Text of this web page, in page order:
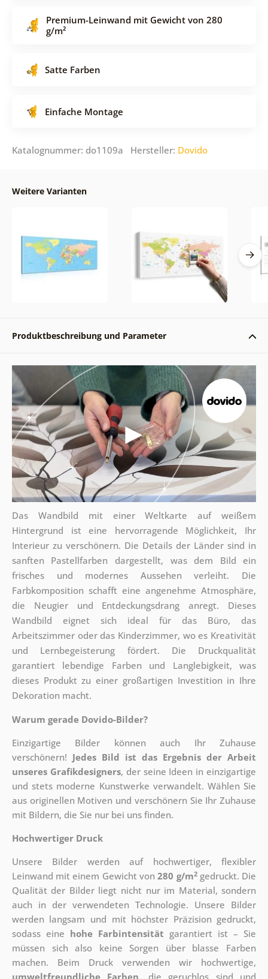
Premium-Leinwand mit Gewicht von 280
g/m²
Satte Farben
Einfache Montage
Katalognummer: do1109a Hersteller: Dovido
Weitere Varianten
Produktbeschreibung und Parameter
Das Wandbild mit einer Weltkarte auf weißem
Hintergrund ist eine hervorragende Möglichkeit, Ihr
Interieur zu verschönern. Die Details der Länder sind in
sanften Pastellfarben dargestellt, was dem Bild ein
frisches und modernes Aussehen verleiht. Die
Farbkomposition schafft eine angenehme Atmosphäre,
die Neugier und Entdeckungsdrang anregt. Dieses
Wandbild eignet sich ideal für das Büro, das
Arbeitszimmer oder das Kinderzimmer, wo es Kreativität
und Lernbegeisterung fördert. Die Druckqualität
garantiert lebendige Farben und Langlebigkeit, was
dieses Produkt zu einer großartigen Investition in Ihre
Dekoration macht.
Warum gerade Dovido-Bilder?
Einzigartige Bilder können auch Ihr Zuhause
verschönern! Jedes Bild ist das Ergebnis der Arbeit
unseres Grafikdesigners, der seine Ideen in einzigartige
und stets moderne Kunstwerke verwandelt. Wählen Sie
aus originellen Motiven und verschönern Sie Ihr Zuhause
mit Bildern, die Sie nur bei uns finden.
Hochwertiger Druck
Unsere Bilder werden auf hochwertiger, flexibler
Leinwand mit einem Gewicht von280 g/m2gedruckt. Die
Qualität der Bilder liegt nicht nur im Material, sondern
auch in der verwendeten Technologie. Unsere Bilder
werden langsam und mit höchster Präzision gedruckt,
sodass eine hohe Farbintensität garantiert ist – Sie
müssen sich also keine Sorgen über blasse Farben
machen. Beim Druck verwenden wir hochwertige,